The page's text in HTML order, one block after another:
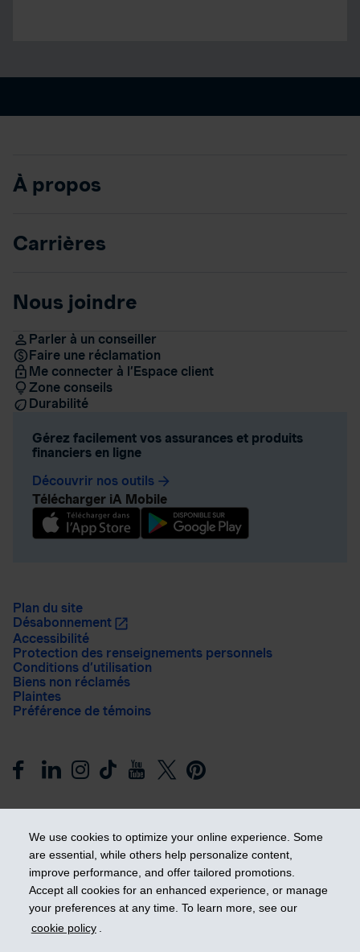
We use cookies to optimize your online experience. Some
are essential, while others help personalize content,
improve performance, and offer tailored promotions.
Accept all cookies for an enhanced experience, or manage
your preferences at any time. To learn more, see our
cookie policy .
À propos
Carrières
Nous joindre
Parler à un conseiller
Faire une réclamation
Me connecter à l’Espace client
Zone conseils
Durabilité
Gérez facilement vos assurances et produits
financiers en ligne
Découvrir nos outils arrow_forward
Télécharger iA Mobile
Plan du site
Désabonnement
Accessibilité
Protection des renseignements personnels
Conditions d’utilisation
Biens non réclamés
Plaintes
Préférence de témoins
Prendre les devants